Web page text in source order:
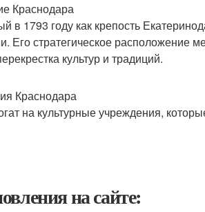
Краснодара
в 1793 году как крепость
Его стратегическое расположение
культур и традиций.
Краснодара
на культурные учреждения,
на сайте: